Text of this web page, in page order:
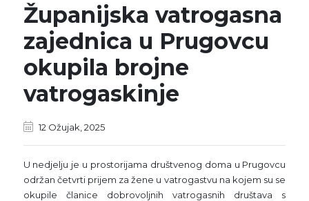
Županijska vatrogasna
zajednica u Prugovcu
okupila brojne
vatrogaskinje
12 Ožujak, 2025
U nedjelju je u prostorijama društvenog doma u Prugovcu
održan četvrti prijem za žene u vatrogastvu na kojem su se
okupile članice dobrovoljnih vatrogasnih društava s